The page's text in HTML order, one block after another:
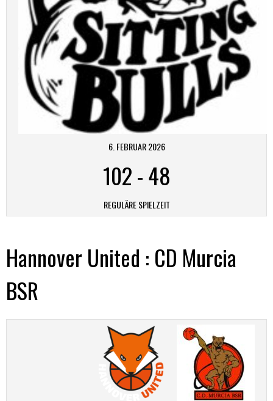
6. FEBRUAR 2026
102-48
REGULÄRE SPIELZEIT
Hannover United : CD Murcia
BSR